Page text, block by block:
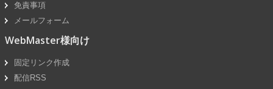
免責事項
メールフォーム
WebMaster様向け
固定リンク作成
配信RSS